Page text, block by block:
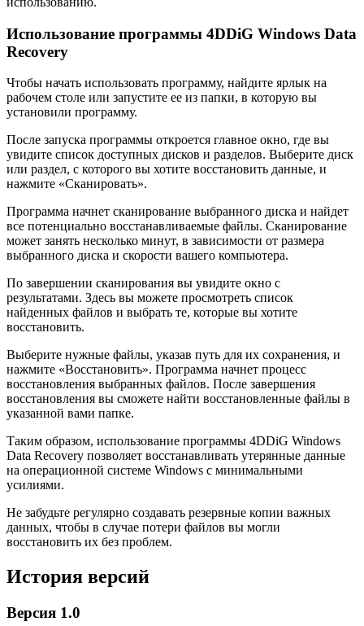
Использование программы 4DDiG Windows Data
Recovery
Чтобы начать использовать программу, найдите ярлык на
рабочем столе или запустите ее из папки, в которую вы
установили программу.
После запуска программы откроется главное окно, где вы
увидите список доступных дисков и разделов. Выберите диск
или раздел, с которого вы хотите восстановить данные, и
нажмите «Сканировать».
Программа начнет сканирование выбранного диска и найдет
все потенциально восстанавливаемые файлы. Сканирование
может занять несколько минут, в зависимости от размера
выбранного диска и скорости вашего компьютера.
По завершении сканирования вы увидите окно с
результатами. Здесь вы можете просмотреть список
найденных файлов и выбрать те, которые вы хотите
восстановить.
Выберите нужные файлы, указав путь для их сохранения, и
нажмите «Восстановить». Программа начнет процесс
восстановления выбранных файлов. После завершения
восстановления вы сможете найти восстановленные файлы в
указанной вами папке.
Таким образом, использование программы 4DDiG Windows
Data Recovery позволяет восстанавливать утерянные данные
на операционной системе Windows с минимальными
усилиями.
Не забудьте регулярно создавать резервные копии важных
данных, чтобы в случае потери файлов вы могли
восстановить их без проблем.
История версий
Версия 1.0